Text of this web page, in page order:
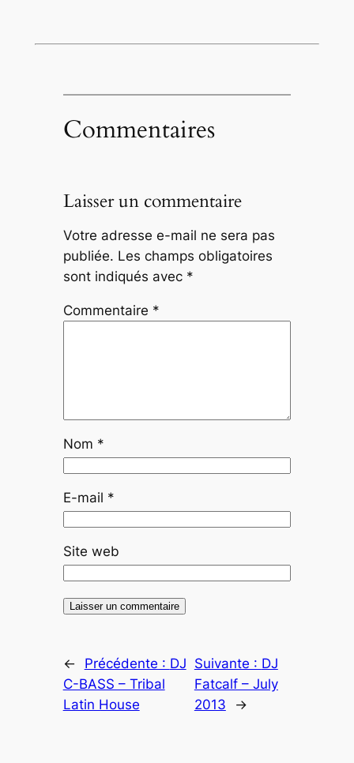
Commentaires
Laisser un commentaire
Votre adresse e-mail ne sera pas
publiée. Les champs obligatoires
sont indiqués avec *
Commentaire *
Nom *
E-mail *
Site web
← Précédente : DJ
C-BASS – Tribal
Latin House
Suivante : DJ
Fatcalf – July
2013
→